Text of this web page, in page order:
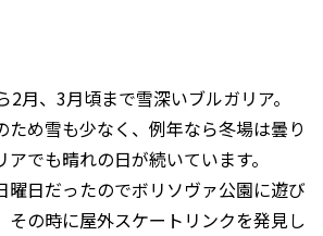
月、3月頃まで雪深いブルガリア。
ため雪も少なく、例年なら冬場は曇り
でも晴れの日が続いています。
曜日だったのでボリソヴァ公園に遊び
その時に屋外スケートリンクを発見し